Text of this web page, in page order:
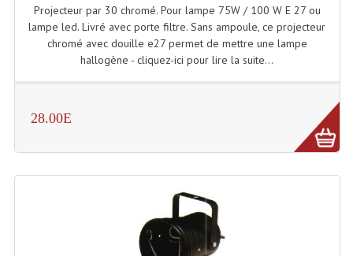
TARIF ET CATALOGUE DE LOCATION
LISTE DU MATERIEL D'OCCASION
Projecteur par 30 chromé. Pour lampe 75W / 100 W E 27 ou
lampe led. Livré avec porte filtre. Sans ampoule, ce projecteur
chromé avec douille e27 permet de mettre une lampe
hallogène - cliquez-ici pour lire la suite...
28.00E